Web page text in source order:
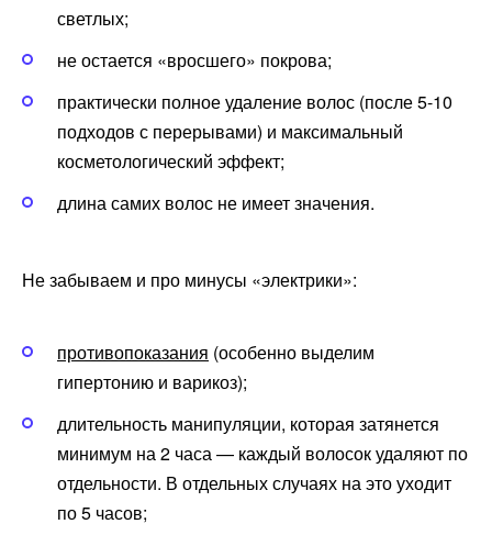
светлых;
не остается «вросшего» покрова;
практически полное удаление волос (после 5-10
подходов с перерывами) и максимальный
косметологический эффект;
длина самих волос не имеет значения.
Не забываем и про минусы «электрики»:
противопоказания (особенно выделим
гипертонию и варикоз);
длительность манипуляции, которая затянется
минимум на 2 часа — каждый волосок удаляют по
отдельности. В отдельных случаях на это уходит
по 5 часов;